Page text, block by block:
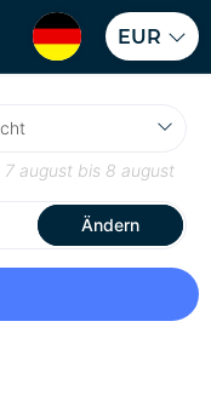
EUR
7 august bis 8 august
Ändern